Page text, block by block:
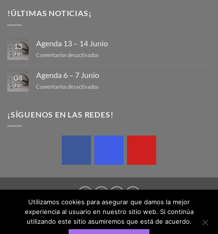
!ÚLTIMAS NOTICIAS¡
13
Jun
Agenda 13 – 14 Junio
Comentarios desactivados
–
04
Jun
Agenda 6 – 7 Junio
Comentarios desactivados
–
7
¡SÍGUENOS EN LAS REDES!
AVISO LEGAL POLÍTICA DE COOKIES POLÍTICA DE PRIVACIDAD
Copyright 2026 © Federación Balear de Rugby | Design by
Utilizamos cookies para asegurar que damos la mejor
experiencia al usuario en nuestro sitio web. Si continúa
utilizando este sitio asumiremos que está de acuerdo.